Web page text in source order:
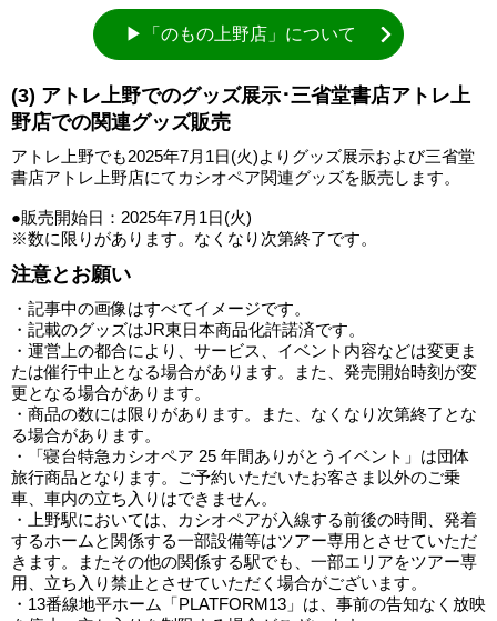
▶「のもの上野店」について
(3) アトレ上野でのグッズ展示･三省堂書店アトレ上
野店での関連グッズ販売
アトレ上野でも2025年7月1日(火)よりグッズ展示および三省堂
書店アトレ上野店にてカシオペア関連グッズを販売します。
●販売開始日：2025年7月1日(火)
※数に限りがあります。なくなり次第終了です。
注意とお願い
・記事中の画像はすべてイメージです。
・記載のグッズはJR東日本商品化許諾済です。
・運営上の都合により、サービス、イベント内容などは変更ま
たは催行中止となる場合があります。また、発売開始時刻が変
更となる場合があります。
・商品の数には限りがあります。また、なくなり次第終了とな
る場合があります。
・「寝台特急カシオペア 25 年間ありがとうイベント」は団体
旅行商品となります。ご予約いただいたお客さま以外のご乗
車、車内の立ち入りはできません。
・上野駅においては、カシオペアが入線する前後の時間、発着
するホームと関係する一部設備等はツアー専用とさせていただ
きます。またその他の関係する駅でも、一部エリアをツアー専
用、立ち入り禁止とさせていただく場合がございます。
・13番線地平ホーム「PLATFORM13」は、事前の告知なく放映